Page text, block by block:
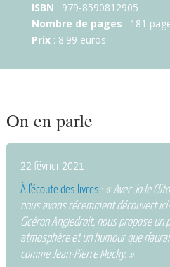
ISBN : 979-8590812905
Nombre de pages : 181
Prix: 8.99 euros
On en parle
22 février 2021
À l’écoute des livres : « Avec Jo le
nous avons récemment découvert
Cicéron Angledroit, nous propose un
atmosphère et un humour que
comme Jean-Pierre Mocky. »